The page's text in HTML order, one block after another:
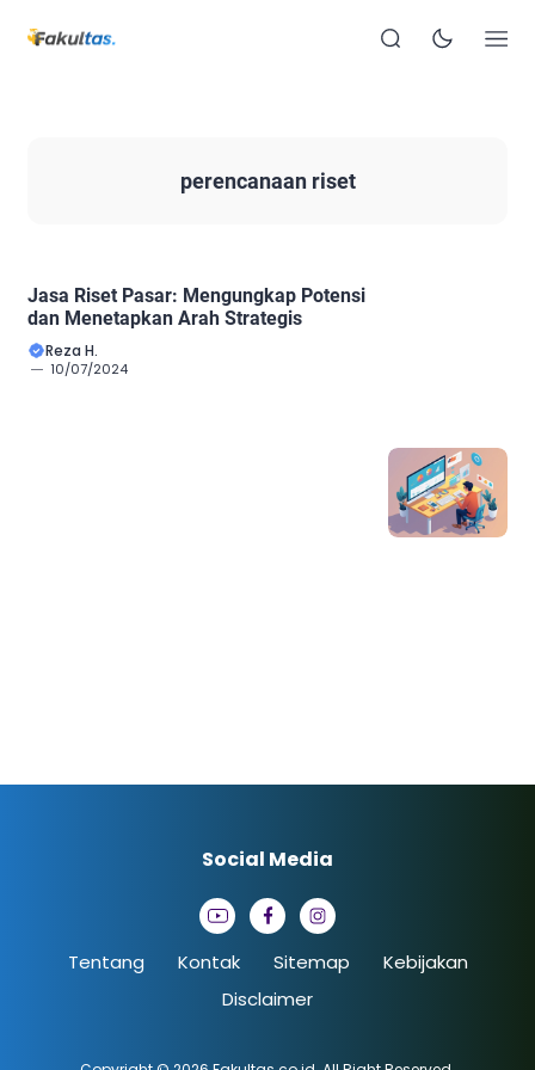
perencanaan riset
Jasa Riset Pasar: Mengungkap Potensi
dan Menetapkan Arah Strategis
Reza H.
10/07/2024
Tentang Kontak Sitemap
Kebijakan
Disclaimer
Social Media